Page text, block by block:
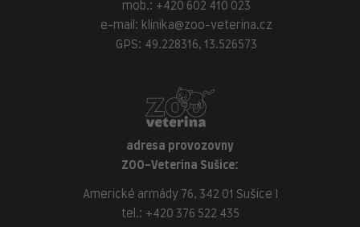
mob.: +420 602 410 023
e-mail: klinika@zoo-veterina.cz
GPS: 49.228316, 13.526573
adresa provozovny
ZOO-Veterina Sušice:
Americké armády 76, 342 01 Sušice I
tel.: +420 376 522 435